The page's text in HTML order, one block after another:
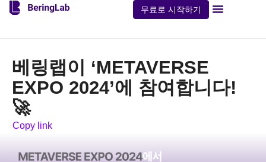
무료로 시작하기
베링랩이 ‘METAVERSE
EXPO 2024’에 참여합니다!
🚀
Copy link